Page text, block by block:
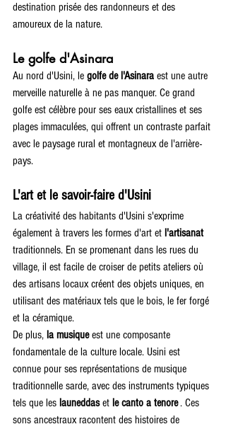
destination prisée des randonneurs et des
amoureux de la nature.
Le golfe d'Asinara
Au nord d'Usini, le golfe de l'Asinara est une autre
merveille naturelle à ne pas manquer. Ce grand
golfe est célèbre pour ses eaux cristallines et ses
plages immaculées, qui offrent un contraste parfait
avec le paysage rural et montagneux de l'arrière-
pays.
L'art et le savoir-faire d'Usini
La créativité des habitants d'Usini s'exprime
également à travers les formes d'art et l'artisanat
traditionnels. En se promenant dans les rues du
village, il est facile de croiser de petits ateliers où
des artisans locaux créent des objets uniques, en
utilisant des matériaux tels que le bois, le fer forgé
et la céramique.
De plus, la musique est une composante
fondamentale de la culture locale. Usini est
connue pour ses représentations de musique
traditionnelle sarde, avec des instruments typiques
tels que les launeddas et le canto a tenore . Ces
sons ancestraux racontent des histoires de